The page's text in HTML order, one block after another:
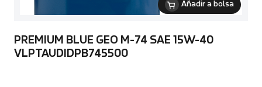
Añadir a bolsa
PREMIUM BLUE GEO M-74 SAE 15W-40
VLPTAUDIDPB745500